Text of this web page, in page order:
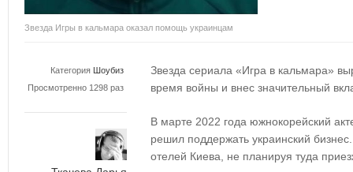
Звезда Игры в кальмара оказал помощь украинцам
Категория Шоубиз
Просмотренно 1298 раз
Звезда сериала «Игра в кальмара»
время войны и внес значительный
В марте 2022 года южнокорейский
решил поддержать украинский
отелей Киева, не планируя туда